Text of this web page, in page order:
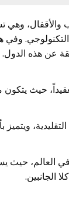
والأقفال،
عن هذه الدول.
في فتح الأقفال الصينية
العالم، حيث
الجانبين.